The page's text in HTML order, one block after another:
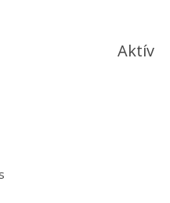
Aktív